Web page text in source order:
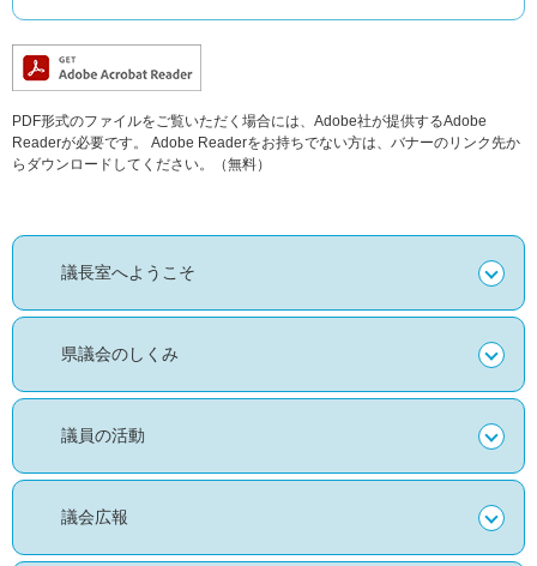
PDF形式のファイルをご覧いただく場合には、Adobe社が提供するAdobe
Readerが必要です。
Adobe Readerをお持ちでない方は、バナーのリンク先か
らダウンロードしてください。（無料）
議長室へようこそ
県議会のしくみ
議員の活動
議会広報